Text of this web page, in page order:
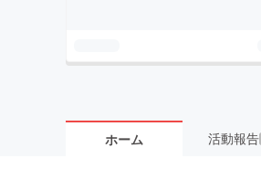
ホーム 活動報告